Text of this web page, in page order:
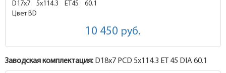
D17x7 5x114.3 ET45
60.1
Цвет BD
10 450 руб.
Заводская комплектация: D18x7 PCD 5x114.3 ET 45 DIA 60.1